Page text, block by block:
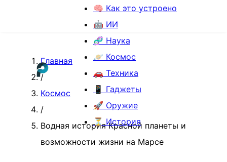
🧠 Как это устроено
🤖 ИИ
🧬 Наука
🪐 Космос
🚗 Техника
📱 Гаджеты
🚀 Оружие
⏳ История
Главная
/
Космос
/
Водная история Красной планеты и
возможности жизни на Марсе